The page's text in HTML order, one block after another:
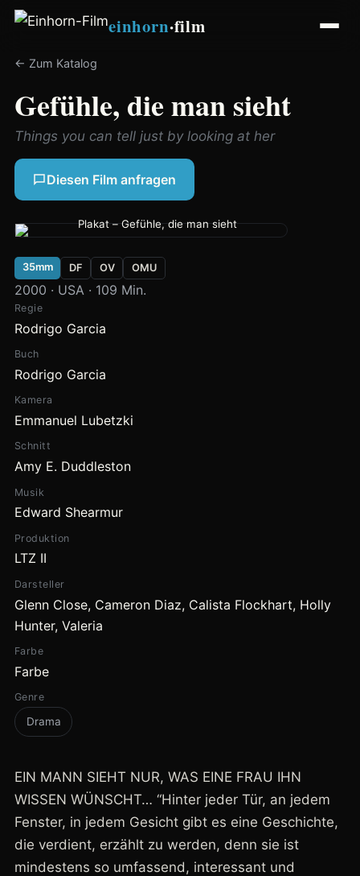
einhorn·film
← Zum Katalog
Gefühle, die man sieht
Things you can tell just by looking at her
Diesen Film anfragen
35mm DF OV OMU
2000 · USA · 109 Min.
Regie
Rodrigo Garcia
Buch
Rodrigo Garcia
Kamera
Emmanuel Lubetzki
Schnitt
Amy E. Duddleston
Musik
Edward Shearmur
Produktion
LTZ II
Darsteller
Glenn Close, Cameron Diaz, Calista Flockhart, Holly
Hunter, Valeria
Farbe
Farbe
Genre
Drama
EIN MANN SIEHT NUR, WAS EINE FRAU IHN
WISSEN WÜNSCHT… “Hinter jeder Tür, an jedem
Fenster, in jedem Gesicht gibt es eine Geschichte,
die verdient, erzählt zu werden, denn sie ist
mindestens so umfassend, interessant und